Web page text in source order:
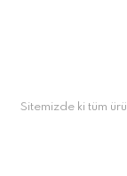
Sitemizde ki tüm